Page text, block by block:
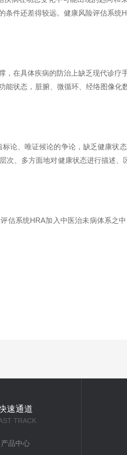
件还差得较远。健康风险评估系
在具体疾病的防治上缺乏现代诊
状态，脏腑、微循环、经络图像
论、唯证候论的争论，缺乏健康
次、多方面地对健康状态进行描述
估系统HRA加入中医治未病体系
速通道
TRACK
产品中心